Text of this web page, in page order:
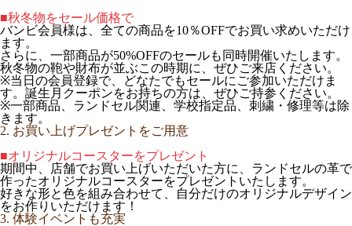
■秋冬物をセール価格で
バンビ会員様は、全ての商品を10％OFFでお買い求めいただけ
ます。
さらに、一部商品が50%OFFのセールも同時開催いたします。
秋冬物の鞄や財布が並ぶこの時期に、ぜひご来店ください。
※当日の会員登録で、どなたでもセールにご参加いただけま
す。誕生月クーポンをお持ちの方は、ぜひご持参ください。
※一部商品、ランドセル関連、学校指定品、刺繍・修理等は除
きます。
2. お買い上げプレゼントをご用意
■オリジナルコースターをプレゼント
期間中、店舗でお買い上げいただいた方に、ランドセルの革で
作ったオリジナルコースターをプレゼントいたします。
好きな形と色を組み合わせて、自分だけのオリジナルデザイン
をお作りいただけます！
3. 体験イベントも充実